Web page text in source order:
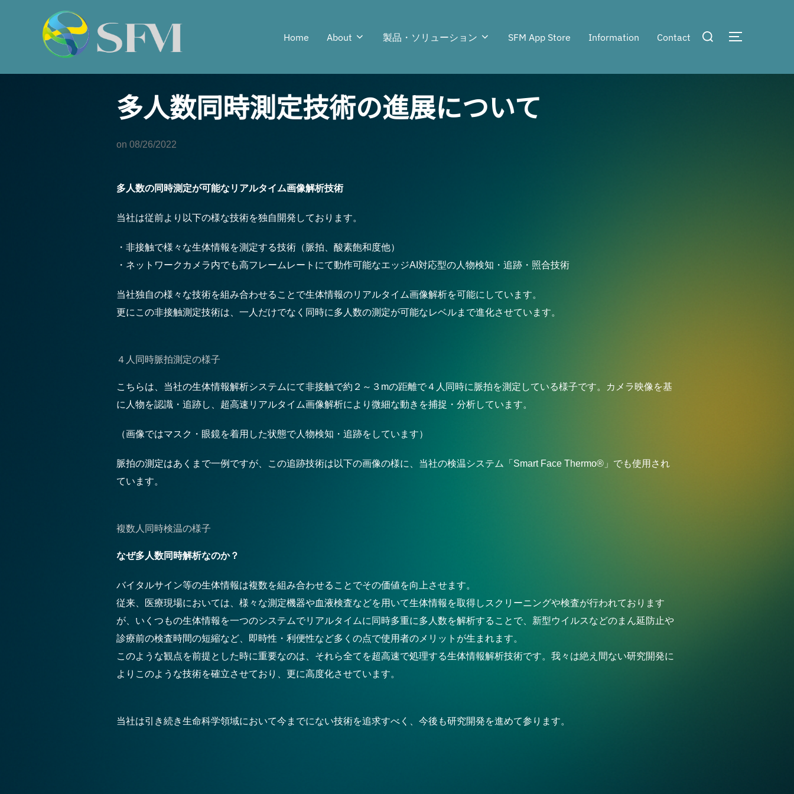
ツ
Home About 製品・ソリューション SFM App Store Information Contact
検
サイドバー
多人数同時測定技術の進展について
on 08/26/2022
多人数の同時測定が可能なリアルタイム画像解析技術
当社は従前より以下の様な技術を独自開発しております。
・非接触で様々な生体情報を測定する技術（脈拍、酸素飽和度他）
・ネットワークカメラ内でも高フレームレートにて動作可能なエッジAI対応型の人物検知・追跡・照合技術
当社独自の様々な技術を組み合わせることで生体情報のリアルタイム画像解析を可能にしています。
更にこの非接触測定技術は、一人だけでなく同時に多人数の測定が可能なレベルまで進化させています。
４人同時脈拍測定の様子
こちらは、当社の生体情報解析システムにて非接触で約２～３mの距離で４人同時に脈拍を測定している様子です。カメラ映像を基
に人物を認識・追跡し、超高速リアルタイム画像解析により微細な動きを捕捉・分析しています。
（画像ではマスク・眼鏡を着用した状態で人物検知・追跡をしています）
脈拍の測定はあくまで一例ですが、この追跡技術は以下の画像の様に、当社の検温システム「Smart Face Thermo®」でも使用され
ています。
複数人同時検温の様子
なぜ多人数同時解析なのか？
バイタルサイン等の生体情報は複数を組み合わせることでその価値を向上させます。
従来、医療現場においては、様々な測定機器や血液検査などを用いて生体情報を取得しスクリーニングや検査が行われております
が、いくつもの生体情報を一つのシステムでリアルタイムに同時多重に多人数を解析することで、新型ウイルスなどのまん延防止や
診療前の検査時間の短縮など、即時性・利便性など多くの点で使用者のメリットが生まれます。
このような観点を前提とした時に重要なのは、それら全てを超高速で処理する生体情報解析技術です。我々は絶え間ない研究開発に
よりこのような技術を確立させており、更に高度化させています。
当社は引き続き生命科学領域において今までにない技術を追求すべく、今後も研究開発を進めて参ります。